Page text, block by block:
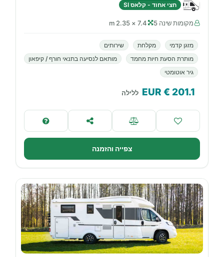
חצי אחוד - קלאס SI
מקומות שינה 5 7.4 × 2.35 m
מזגן קדמי מקלחת
שירותים
מותרת הסעת חיות מחמד
מותאם לנסיעה בתנאי חורף / קיפאון
גיר אוטומטי
201.1
€ EUR ללילה
צפייה והזמנה